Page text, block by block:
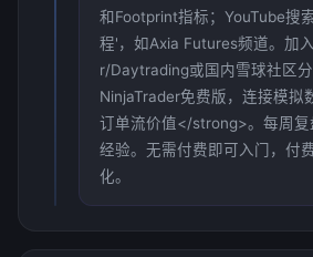
和Footprint指标；YouTube搜
程'，如Axia Futures频道。加
r/Daytrading或国内雪球社区
NinjaTrader免费版，连接模拟
订单流价值</strong>。每周复
经验。无需付费即可入门，付
化。